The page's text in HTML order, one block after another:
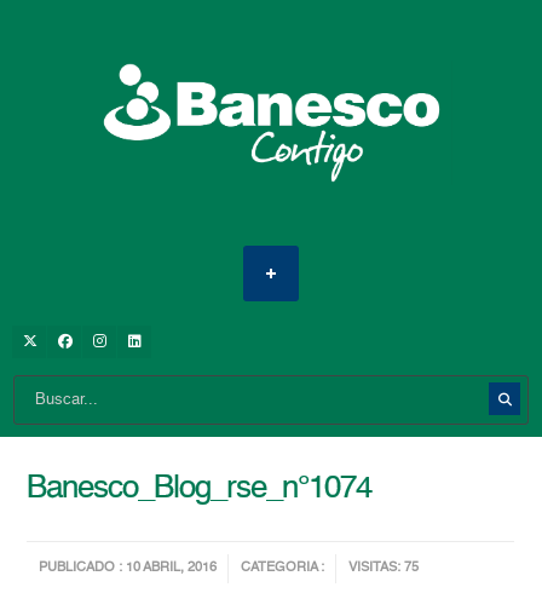
Banesco_Blog_rse_n°1074
PUBLICADO : 10 ABRIL, 2016 CATEGORIA : VISITAS: 75